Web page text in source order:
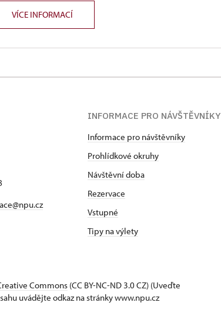
VÍCE INFORMACÍ
INFORMACE PRO NÁVŠTĚVNÍKY
Informace pro návštěvníky
Prohlídkové okruhy
Návštěvní doba
Rezervace
Vstupné
Tipy na výlety
Commons (CC BY-NC-ND 3.0 CZ) (Uveďte
uvádějte odkaz na stránky www.npu.cz